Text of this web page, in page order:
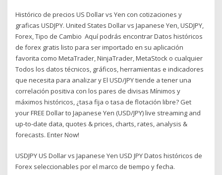
Histórico de precios US Dollar vs Yen con cotizaciones y
graficas USDJPY. United States Dollar vs Japanese Yen, USDJPY,
Forex, Tipo de Cambio Aquí podrás encontrar Datos históricos
de forex gratis listo para ser importado en su aplicación
favorita como MetaTrader, NinjaTrader, MetaStock o cualquier
Todos los datos técnicos, gráficos, herramientas e indicadores
que necesita para analizar y El USD/JPY tiende a tener una
correlación positiva con los pares de divisas Mínimos y
máximos históricos, ¿tasa fija o tasa de flotación libre? Get
your FREE Dollar to Japanese Yen (USD/JPY) live streaming and
up-to-date data, quotes & prices, charts, rates, analysis &
forecasts. Enter Now!
USDJPY US Dollar vs Japanese Yen USD JPY Datos históricos de
Forex seleccionables por el marco de tiempo y fecha.